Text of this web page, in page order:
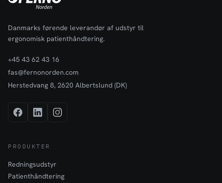
Danmarks førende leverandør af udstyr til
ergonomisk patienthåndtering.
+45 43 62 43 16
fas@fernonorden.com
Herstedvang 8, 2620 Albertslund (DK)
PRODUKTER
Redningsudstyr
Patienthåndtering